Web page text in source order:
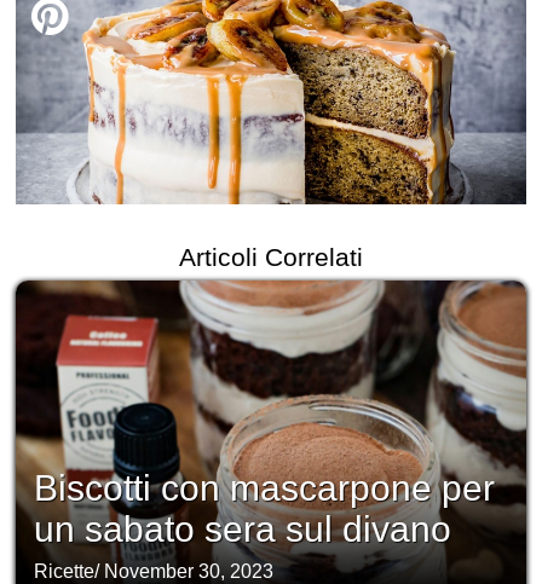
Articoli Correlati
Biscotti con mascarpone per
un sabato sera sul divano
Ricette/ November 30, 2023